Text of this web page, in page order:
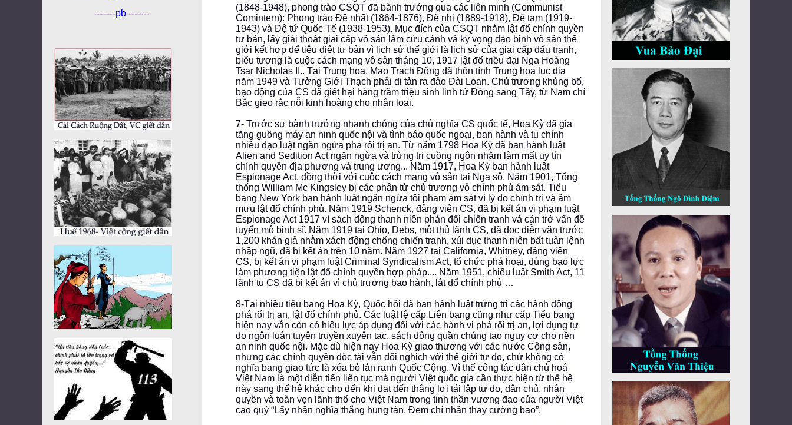
-------pb -------
(1848-1948), phong trào CSQT đã bành trướng qua các liên minh (Communist
Comintern): Phong trào Đệ nhất (1864-1876), Đệ nhị (1889-1918), Đệ tam (1919-
1943) và Đệ tứ Quốc Tế (1938-1953). Mục đích của CSQT nhằm lật đổ chính quyền
tư bản, lấy giải thoát giai cấp vô sản làm cứu cánh và kỳ vọng đạo binh vô sản thế
giới kết hợp để tiêu diệt tư bản vì lịch sử thế giới là lịch sử của giai cấp đấu tranh,
biểu tượng là cuộc cách mạng vô sản tháng 10, 1917 lật đổ triều đại Nga Hoàng
Tsar Nicholas II.. Tại Trung hoa, Mao Trạch Đông đã thôn tính Trung hoa lục địa
năm 1949 và Tưởng Giới Thạch phải di tản ra đảo Đài Loan. Chủ trương khủng bố,
bạo động của CS đã giết hại hàng trăm triệu sinh linh tử Đông sang Tây, từ Nam chí
Bắc gieo rắc nỗi kinh hoàng cho nhân loại.
7- Trước sự bành trướng nhanh chóng của chủ nghĩa CS quốc tế, Hoa Kỳ đã gia
tăng guồng máy an ninh quốc nội và tình báo quốc ngoại, ban hành và tu chính
nhiều đạo luật ngăn ngừa phá rối trị an. Từ năm 1798 Hoa Kỳ đã ban hành luật
Alien and Sedition Act ngăn ngừa và trừng trị cuồng ngôn nhằm làm mất uy tín
chính quyền địa phương và trung ương... Năm 1917, Hoa Kỳ ban hành luật
Espionage Act, đồng thời với cuộc cách mạng vô sản tại Nga sô. Năm 1901, Tổng
thống William Mc Kingsley bị các phân tử chủ trương vô chính phủ ám sát. Tiểu
bang New York ban hành luật ngăn ngừa tội phạm ám sát vì lý do chính trị và âm
mưu lật đổ chính phủ. Năm 1919 Schenck, đảng viên CS, đã bị kết án vi phạm luật
Espionage Act 1917 vì sách động thanh niên phản đối chiến tranh và cản trở vấn đề
tuyển mộ binh sĩ. Năm 1919 tại Ohio, Debs, một thủ lãnh CS, đã đọc diễn văn trước
1,200 khán giả nhằm xách động chống chiến tranh, xúi dục thanh niên bất tuân lệnh
nhập ngũ, đã bị kết án trên 10 năm. Năm 1927 tại California, Whitney, đảng viên
CS, bị kết án vi phạm luật Criminal Syndicalism Act, tổ chức phá hoại, dùng bạo lực
làm phương tiện lật đổ chính quyền hợp pháp.... Năm 1951, chiếu luật Smith Act, 11
lãnh tụ CS đã bị kết án vì chủ trương bạo hành, lật đổ chính phủ …
8-Tại nhiều tiểu bang Hoa Kỳ, Quốc hội đã ban hành luật trừng trị các hành động
phá rối trị an, lật đổ chính phủ. Các luật lệ cấp Liên bang cũng như cấp Tiểu bang
hiện nay vẫn còn có hiệu lực áp dụng đối với các hành vi phá rối trị an, lợi dụng tự
do ngôn luận tuyên truyền xuyên tạc, sách động quần chúng tạo nguy cơ cho nền
an ninh quốc nội. Mặc dù hiện nay Hoa Kỳ giao thương với các nước Cộng sản,
nhưng các chính quyền độc tài vẫn đối nghịch với thế giới tự do, chứ không có
nghĩa bang giao tức là xóa bỏ lằn ranh Quốc Cộng. Vì thế công tác dân chủ hoá
Việt Nam là một diễn tiến liên tục mà người Việt quốc gia cần thực hiện từ thế hệ
này sang thế hệ khác cho đến khi đạt đến thắng lợi tái lập tự do, dân chủ, nhân
quyền và toàn vẹn lãnh thổ cho Việt Nam trong tinh thần vương đạo của người Việt
cao quý “Lấy nhân nghĩa thắng hung tàn. Đem chí nhân thay cường bạo”.